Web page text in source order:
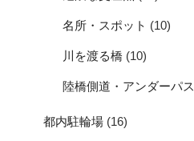
名所・スポット (10)
川を渡る橋 (10)
陸橋側道・アンダーパス
都内駐輪場 (16)